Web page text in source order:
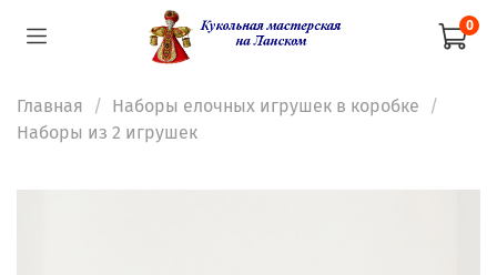
0
Главная
Наборы елочных игрушек в коробке
Наборы из 2 игрушек